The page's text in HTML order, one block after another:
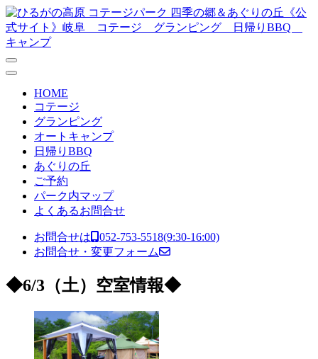
コンテンツへスキップ
メ
イ
ン
HOME
コテージ
グランピング
オートキャンプ
日帰りBBQ
あぐりの丘
ご予約
パーク内マップ
よくあるお問合せ
お問合せは 052-753-5518(9:30-16:00)
お問合せ・変更フォーム
◆6/3（土）空室情報◆